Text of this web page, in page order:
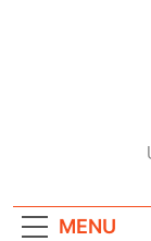
MENU